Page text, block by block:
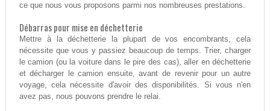
ce que nous vous proposons parmi nos nombreuses prestations.
Débarras pour mise en déchetterie
Mettre à la déchetterie la plupart de vos encombrants, cela
nécessite que vous y passiez beaucoup de temps. Trier, charger
le camion (ou la voiture dans le pire des cas), aller en déchetterie
et décharger le camion ensuite, avant de revenir pour un autre
voyage, cela nécessite d'avoir des disponibilités. Si vous n'en
avez pas, nous pouvons prendre le relai.